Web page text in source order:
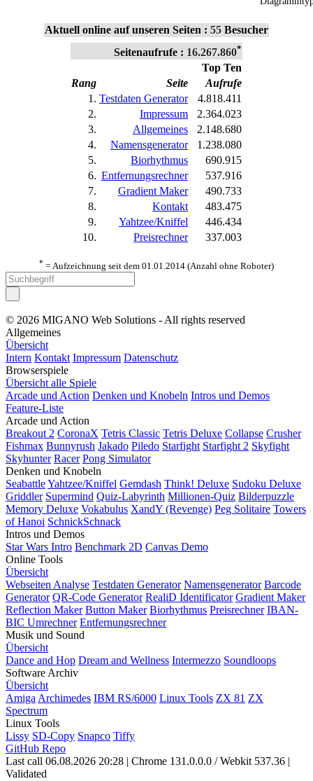
Aktuell online auf unseren Seiten : 55 Besucher
Seitenaufrufe : 16.267.860*
Top Ten
Rang
Seite
Aufrufe
1. Testdaten Generator
4.818.411
2.
Impressum
2.364.023
3.
Allgemeines
2.148.680
4.
Namensgenerator
1.238.080
5.
Biorhythmus
690.915
6. Entfernungsrechner
537.916
7.
Gradient Maker
490.733
8.
Kontakt
483.475
9.
Yahtzee/Kniffel
446.434
10.
Preisrechner 337.003
* = Aufzeichnung seit dem 01.01.2014 (Anzahl ohne Roboter)
© 2026 MIGANO Web Solutions - All rights reserved
Allgemeines
Übersicht
Intern Kontakt Impressum Datenschutz
Browserspiele
Übersicht alle Spiele
Arcade und Action Denken und Knobeln Intros und Demos
Feature-Liste
Arcade und Action
Breakout 2 CoronaX Tetris Classic Tetris Deluxe Collapse Crusher
Fishmax Bunnyrush Jakado Piledo Starfight Starfight 2 Skyfight
Skyhunter Racer Pong Simulator
Denken und Knobeln
SeabattleYahtzee/Kniffel Gemdash Think! Deluxe Sudoku Deluxe
Griddler Supermind Quiz-Labyrinth Millionen-Quiz Bilderpuzzle
Memory Deluxe Vokabulus XandY (Revenge) Peg Solitaire Towers
of Hanoi SchnickSchnack
Intros und Demos
Star Wars Intro Benchmark 2D Canvas Demo
Online Tools
Übersicht
Webseiten Analyse Testdaten Generator Namensgenerator Barcode
Generator QR-Code Generator RealiD Identificator Gradient Maker
Reflection Maker Button Maker Biorhythmus Preisrechner IBAN-
BIC Umrechner Entfernungsrechner
Musik und Sound
Übersicht
Dance and Hop Dream and Wellness Intermezzo Soundloops
Software Archiv
Übersicht
Amiga Archimedes IBM RS/6000 Linux Tools ZX 81 ZX
Spectrum
Linux Tools
Lissy SD-Copy Snapco Tiffy
GitHub Repo
Last call 06.08.2026 20:28 | Chrome 131.0.0.0 / Webkit 537.36 |
Validated